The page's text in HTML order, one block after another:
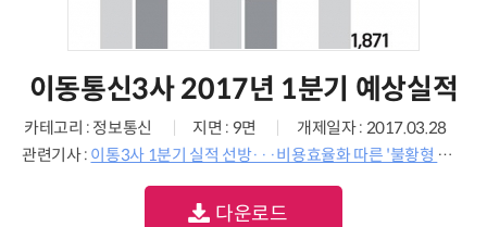
이동통신3사 2017년 1분기 예상실적
카테고리 : 정보통신 지면 : 9면
개제일자 : 2017.03.28
관련기사 : 이통3사 1분기 실적 선방···비용효율화 따른 '불황형 흑자' 지속
다운로드